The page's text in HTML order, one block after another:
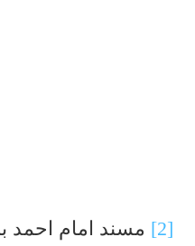
[2] مسند امام